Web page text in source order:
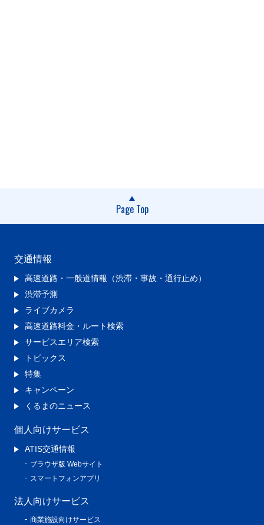
Page Top
交通情報
高速道路・一般道情報（渋滞・事故・通行止め）
渋滞予測
ライブカメラ
高速道路料金・ルート検索
サービスエリア検索
トピックス
特集
キャンペーン
くるまのニュース
個人向けサービス
ATIS交通情報
ブラウザ版 Webサイト
スマートフォンアプリ
法人向けサービス
商業施設向けサービス